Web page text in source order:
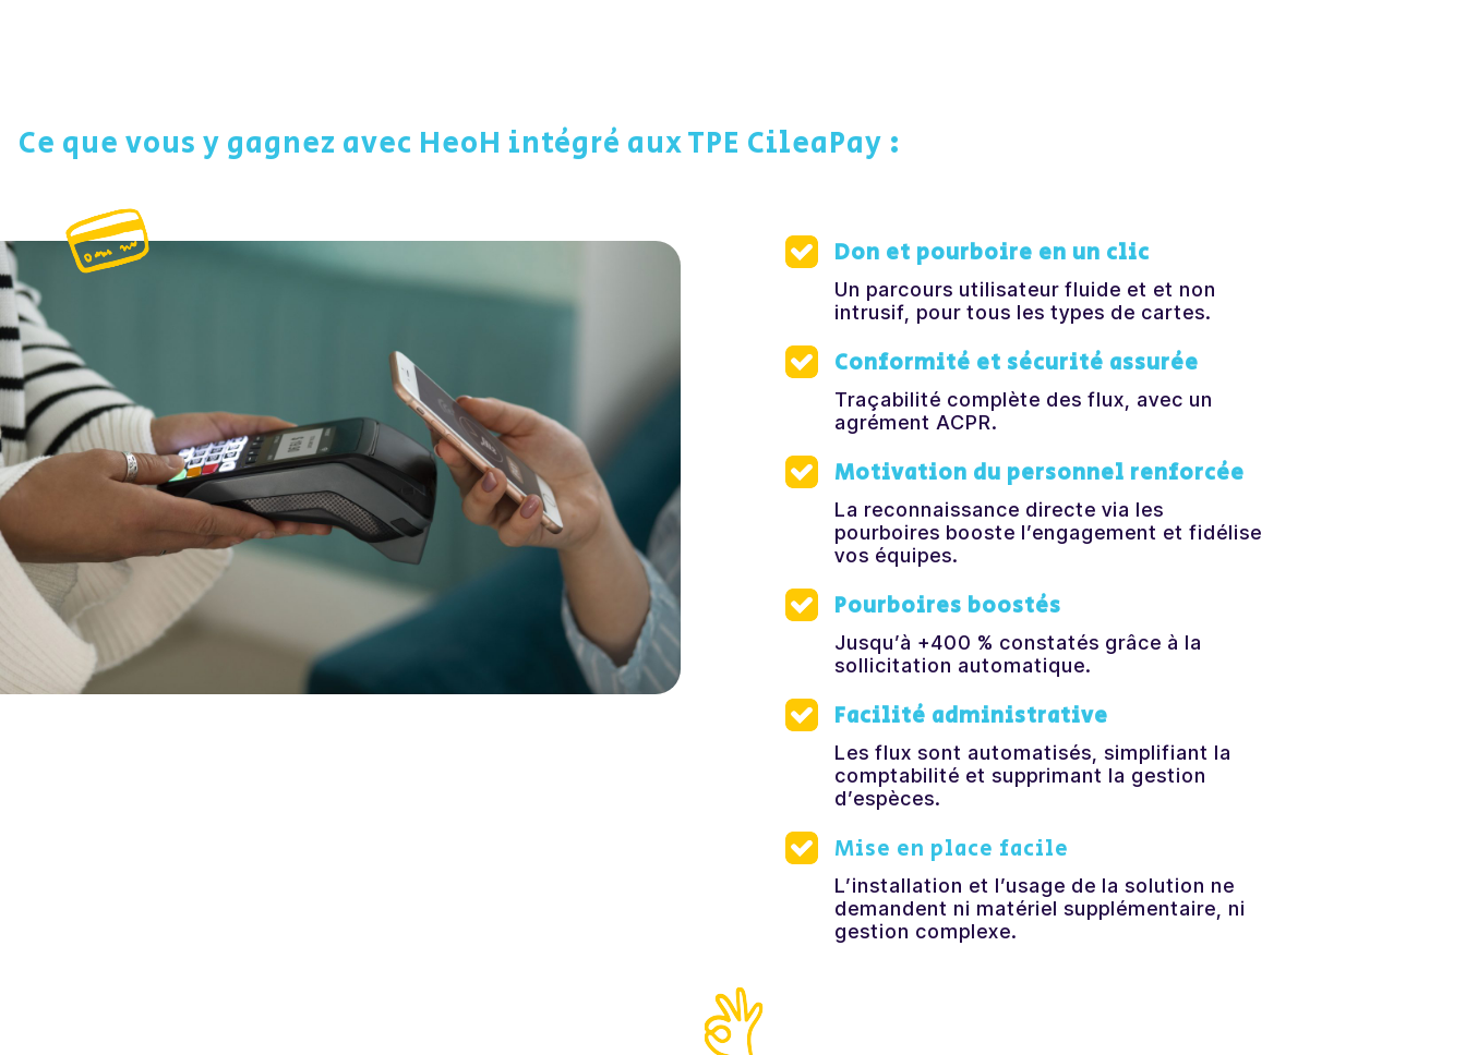
Ce que vous y gagnez avec HeoH intégré aux TPE CileaPay :
Don et pourboire en un clic
Un parcours utilisateur fluide et et non
intrusif, pour tous les types de cartes.
Conformité et sécurité assurée
Traçabilité complète des flux, avec un
agrément ACPR.
Motivation du personnel renforcée
La reconnaissance directe via les
pourboires booste l’engagement et fidélise
vos équipes.
Pourboires boostés
Jusqu’à +400 % constatés grâce à la
sollicitation automatique.
Facilité administrative
Les flux sont automatisés, simplifiant la
comptabilité et supprimant la gestion
d’espèces.
Mise en place facile
L’installation et l’usage de la solution ne
demandent ni matériel supplémentaire, ni
gestion complexe.